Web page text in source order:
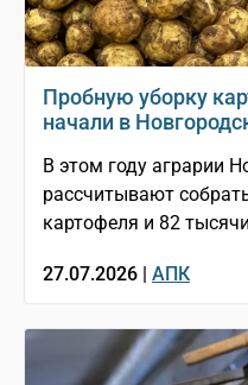
Пробную уборку
начали в
В этом году аграрии
рассчитывают
картофеля и 82
27.07.2026 | АПК